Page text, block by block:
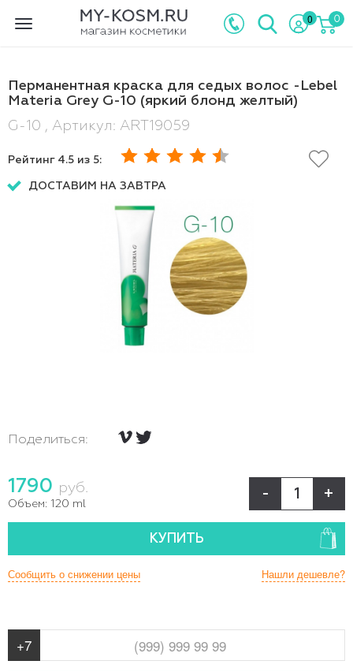
Toggle
0 0
Перманентная краска для седых волос -Lebel
Materia Grey G-10 (яркий блонд желтый)
G-10 , Артикул: ART19059
Рейтинг 4.5 из 5:
ДОСТАВИМ НА ЗАВТРА
Поделиться:
1790 руб.
Объем: 120 ml
- +
КУПИТЬ
Нашли дешевле?
Сообщить о снижении цены